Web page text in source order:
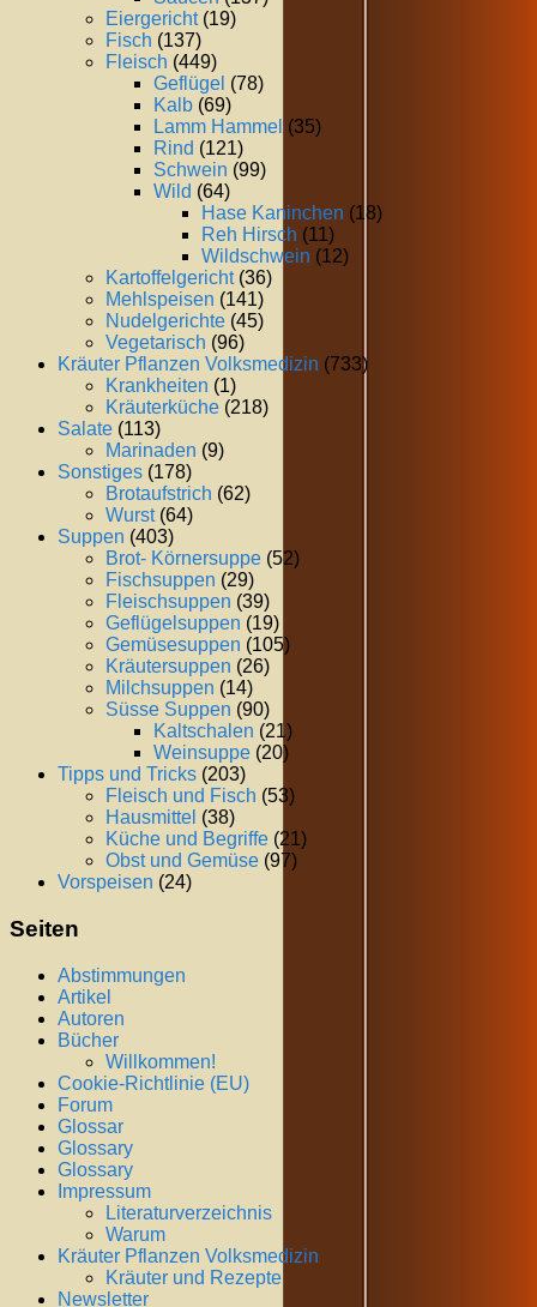
Eiergericht(19)
Fisch (137)
Fleisch (449)
Geflügel (78)
Kalb (69)
Lamm Hammel (35)
Rind (121)
Schwein (99)
Wild (64)
Hase Kaninchen (18)
Reh Hirsch (11)
Wildschwein (12)
Kartoffelgericht(36)
Mehlspeisen (141)
Nudelgerichte (45)
Vegetarisch (96)
Kräuter Pflanzen Volksmedizin (733)
Krankheiten (1)
Kräuterküche (218)
Salate (113)
Marinaden (9)
Sonstiges (178)
Brotaufstrich (62)
Wurst(64)
Suppen (403)
Brot- Körnersuppe (52)
Fischsuppen (29)
Fleischsuppen (39)
Geflügelsuppen (19)
Gemüsesuppen (105)
Kräutersuppen (26)
Milchsuppen (14)
Süsse Suppen (90)
Kaltschalen (21)
Weinsuppe (20)
Tipps und Tricks (203)
Fleisch und Fisch (53)
Hausmittel (38)
Küche und Begriffe (21)
Obst und Gemüse (97)
Vorspeisen (24)
Seiten
Abstimmungen
Artikel
Autoren
Bücher
Willkommen!
Cookie-Richtlinie (EU)
Forum
Glossar
Glossary
Glossary
Impressum
Literaturverzeichnis
Warum
Kräuter Pflanzen Volksmedizin
Kräuter und Rezepte
Newsletter